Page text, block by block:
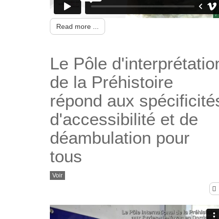
Read more ...
Le Pôle
de la Préhistoire
répond aux
d'accessibilité et de
déambulation pour
tous
Voir